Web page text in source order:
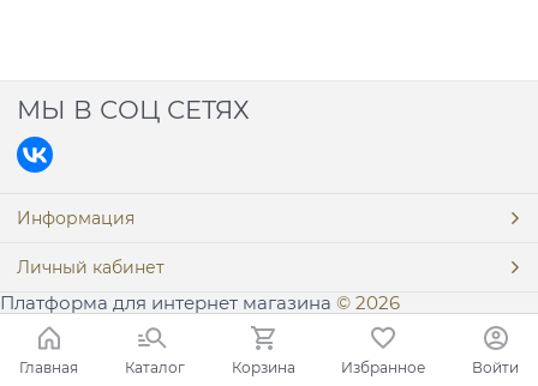
МЫ В СОЦ СЕТЯХ
Информация
Личный кабинет
Платформа для интернет магазина © 2026
Главная Каталог Корзина Избранное Войти